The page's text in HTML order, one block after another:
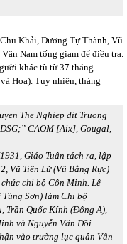
Khải, Dương Tự Thành, Vũ
Nam tống giam để điều tra.
khác tù từ 37 tháng
Hoa). Tuy nhiên, tháng
The Nghiep dit Truong
CAOM [Aix], Gougal,
Giáo Tuân tách ra, lập
Vũ Tiến Lữ (Vũ Bằng Rực)
chi bộ Côn Minh. Lê
Sơn) làm Chi bộ
Trần Quốc Kính (Đông A),
và Nguyễn Văn Đồi
vào trường lục quân Vân